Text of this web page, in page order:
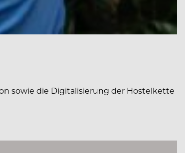
sowie die Digitalisierung der Hostelkette